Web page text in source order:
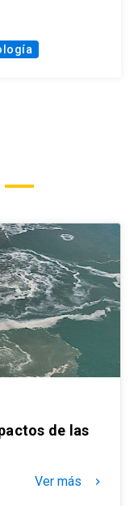
de las
Ver más keyboard_arrow_right